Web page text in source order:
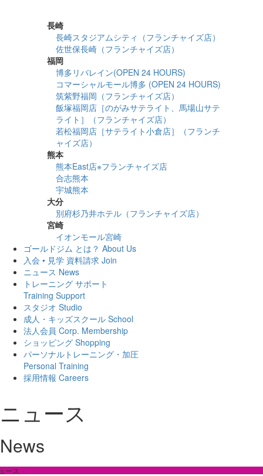
長崎
長崎スタジアムシティ（フランチャイズ店）
佐世保長崎（フランチャイズ店）
福岡
博多リバレイン(OPEN 24 HOURS)
コマーシャルモール博多 (OPEN 24 HOURS)
筑紫野福岡（フランチャイズ店）
飯塚福岡店［のがみサテライト、馬場山サテ
ライト］（フランチャイズ店）
若松福岡店［サテライト小倉店］（フランチ
ャイズ店）
熊本
熊本East店※フランチャイズ店
合志熊本
宇城熊本
大分
別府杉乃井ホテル（フランチャイズ店）
宮崎
イオンモール宮崎
ゴールドジム とは？ About Us
入会 • 見学 資料請求 Join
ニュース News
トレーニング サポート
Training Support
スタジオ Studio
成人・キッズスクール School
法人会員 Corp. Membership
ショッピング Shopping
パーソナルトレーニング・加圧
Personal Training
採用情報 Careers
ニュース
News
ース